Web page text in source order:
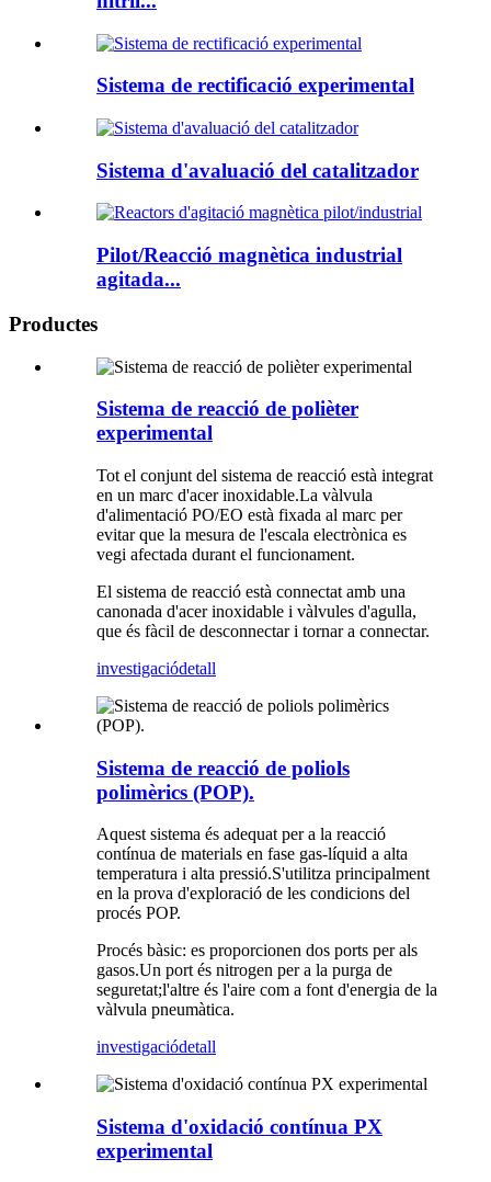
Sistema de rectificació experimental
Sistema d'avaluació del catalitzador
Pilot/Reacció magnètica industrial
agitada...
Productes
Sistema de reacció de polièter
experimental
Tot el conjunt del sistema de reacció està integrat
en un marc d'acer inoxidable.La vàlvula
d'alimentació PO/EO està fixada al marc per
evitar que la mesura de l'escala electrònica es
vegi afectada durant el funcionament.
El sistema de reacció està connectat amb una
canonada d'acer inoxidable i vàlvules d'agulla,
que és fàcil de desconnectar i tornar a connectar.
investigaciódetall
Sistema de reacció de poliols
polimèrics (POP).
Aquest sistema és adequat per a la reacció
contínua de materials en fase gas-líquid a alta
temperatura i alta pressió.S'utilitza principalment
en la prova d'exploració de les condicions del
procés POP.
Procés bàsic: es proporcionen dos ports per als
gasos.Un port és nitrogen per a la purga de
seguretat;l'altre és l'aire com a font d'energia de la
vàlvula pneumàtica.
investigaciódetall
Sistema d'oxidació contínua PX
experimental